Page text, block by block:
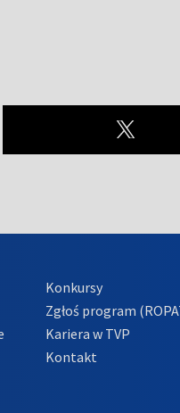
Konkursy
Zgłoś program
Kariera w TVP
Kontakt